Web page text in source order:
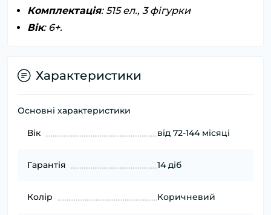
Комплектація: 515 ел., 3 фігурки
Вік: 6+.
Характеристики
Основні характеристики
Вік від 72-144 місяці
Гарантія 14 діб
Колір Коричневий